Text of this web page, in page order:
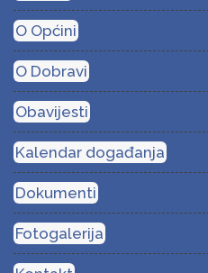
O Općini
O Dobravi
Obavijesti
Kalendar događanja
Dokumenti
Fotogalerija